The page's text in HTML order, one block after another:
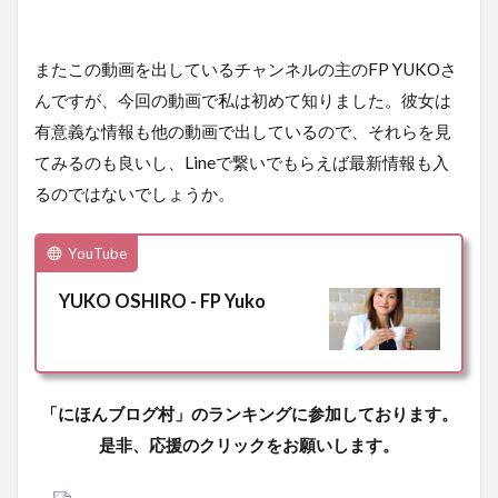
またこの動画を出しているチャンネルの主のFP YUKOさ
んですが、今回の動画で私は初めて知りました。彼女は
有意義な情報も他の動画で出しているので、それらを見
てみるのも良いし、Lineで繋いでもらえば最新情報も入
るのではないでしょうか。
YouTube
YUKO OSHIRO - FP Yuko
「にほんブログ村」のランキングに参加しております。
是非、応援のクリックをお願いします。